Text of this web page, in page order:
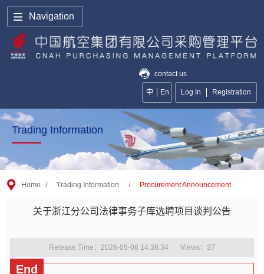
Navigation
contact us
中 En Log In Registration
Trading Information
Home / Trading Information / Procurement Announcement
关于浙江分公司法律事务子库选聘项目谈判公告
Release Time：2026-05-08 14:36:34 Views： 37
End